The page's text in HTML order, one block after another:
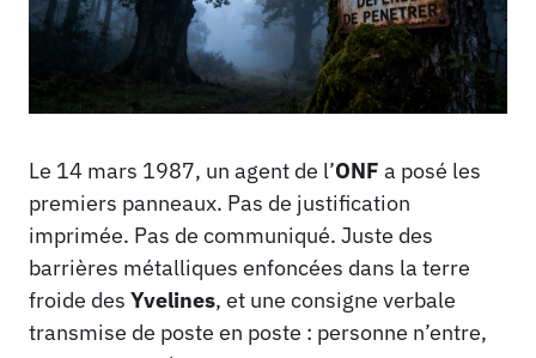
Le 14 mars 1987, un agent de l’ONF a posé les
premiers panneaux. Pas de justification
imprimée. Pas de communiqué. Juste des
barrières métalliques enfoncées dans la terre
froide des Yvelines, et une consigne verbale
transmise de poste en poste : personne n’entre,